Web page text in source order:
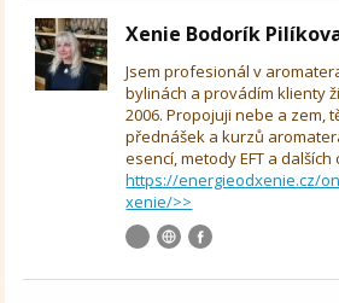
Xenie Bodorík
Jsem profesionál v
bylinách a provádím klienty
2006. Propojuji nebe a zem,
přednášek a kurzů
esencí, metody EFT a dalších
https://energieodxenie.cz/
xenie/>>